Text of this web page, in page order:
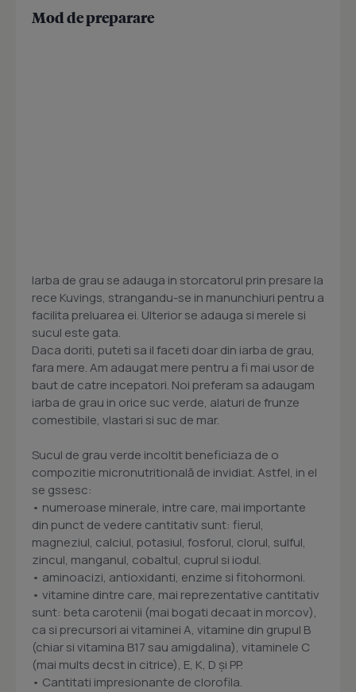
Mod de preparare
Iarba de grau se adauga in storcatorul prin presare la
rece Kuvings, strangandu-se in manunchiuri pentru a
facilita preluarea ei. Ulterior se adauga si merele si
sucul este gata.
Daca doriti, puteti sa il faceti doar din iarba de grau,
fara mere. Am adaugat mere pentru a fi mai usor de
baut de catre incepatori. Noi preferam sa adaugam
iarba de grau in orice suc verde, alaturi de frunze
comestibile, vlastari si suc de mar.
Sucul de grau verde incoltit beneficiaza de o
compozitie micronutritională de invidiat. Astfel, in el
se gssesc:
• numeroase minerale, intre care, mai importante
din punct de vedere cantitativ sunt: fierul,
magneziul, calciul, potasiul, fosforul, clorul, sulful,
zincul, manganul, cobaltul, cuprul si iodul.
• aminoacizi, antioxidanti, enzime si fitohormoni.
• vitamine dintre care, mai reprezentative cantitativ
sunt: beta carotenii (mai bogati decaat in morcov),
ca si precursori ai vitaminei A, vitamine din grupul B
(chiar si vitamina B17 sau amigdalina), vitaminele C
(mai mults decst in citrice), E, K, D şi PP.
• Cantitati impresionante de clorofila.